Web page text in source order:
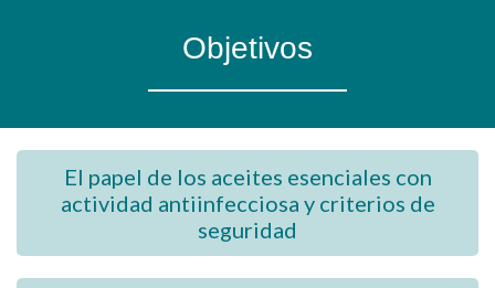
Objetivos
El papel de los aceites esenciales con
actividad antiinfecciosa y criterios de
seguridad